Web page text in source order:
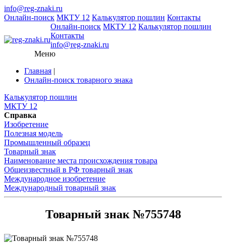
info@reg-znaki.ru
Онлайн-поиск МКТУ 12 Калькулятор пошлин Контакты
Онлайн-поиск МКТУ 12 Калькулятор пошлин
Контакты
info@reg-znaki.ru
Меню
Главная |
Онлайн-поиск товарного знака
Калькулятор пошлин
МКТУ 12
Справка
Изобретение
Полезная модель
Промышленный образец
Товарный знак
Наименование места происхождения товара
Общеизвестный в РФ товарный знак
Международное изобретение
Международный товарный знак
Товарный знак №755748